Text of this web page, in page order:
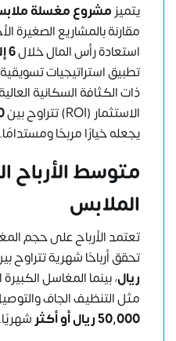
يتميزمشروع مغسلة
مقارنة بالمشاريع
استعادة رأس المال خلال6 إلى 12 شهرًا
تطبيق استراتيجيات
ذات الكثافة السكانية
الاستثمار (ROI) تتراوح بين
يجعله خيارًا مربحًا ومستدامًا.
متوسط الأرباح
الملابس
تعتمد الأرباح على حجم
تحقق أرباحًا شهرية تتراوح
ريال، بينما المغاسل
مثل التنظيف الجاف
50,000 ريال أو أكثر
شهريًا.